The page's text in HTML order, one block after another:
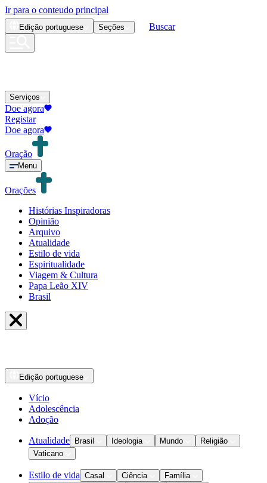
Ir para o conteudo principal
Edição portuguese Seções Buscar
Serviços
Doe agora
Registar
Doe agora
Oração
Menu
Orações
Histórias Inspiradoras
Opinião
Arquivo
Atualidade
Estilo de vida
Espiritualidade
Viagem & Cultura
Papa Leão XIV
Brasil
Edição portuguese
Vício
Adolescência
Adoção
Atualidade Brasil Ideologia Mundo
Religião
Vaticano
Estilo de vida Casal Ciência
Família